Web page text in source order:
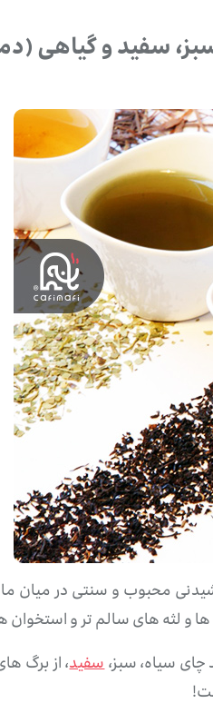
سبز، سفید و گیاهی
محبوب و سنتی در
ها و لثه های سالم تر و
سیاه، سبز،سفید، از برگ